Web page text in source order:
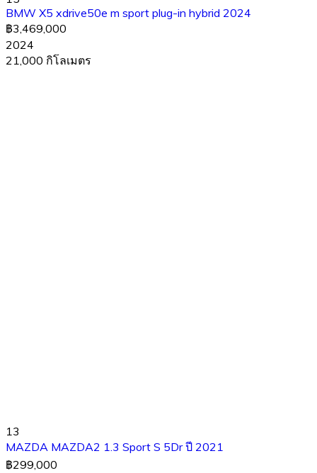
BMW X5 xdrive50e m sport plug-in hybrid 2024
฿3,469,000
2024
21,000 กิโลเมตร
13
MAZDA MAZDA2 1.3 Sport S 5Dr ปี 2021
฿299,000